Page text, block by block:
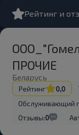
Рейтинг и
ПРОЧИЕ
Беларусь
Рейтинг 0,0
Обслуживающий
Отзывы:0